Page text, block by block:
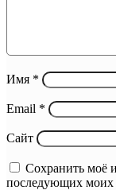
Имя *
Email *
Сайт
Сохранить моё
последующих моих